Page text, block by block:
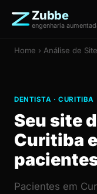
Zubbe
engenharia
Home › Análise de
DENTISTA · CURITIBA
Seu site
Curitiba
Pacientes em